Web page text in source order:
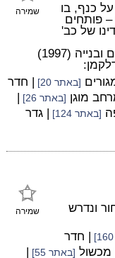
שמירה
כנף, בו
– פותחים
של כב'
46376-05-19 בירנבוים ואח' נ' אשדר ייזום ובנייה (1997)
[באתר 20]
| חדר
מוגן [באתר 26]
|
[באתר 124] | גדר
שמירה
ונדרש
| חדר
מכשול [באתר 55] |